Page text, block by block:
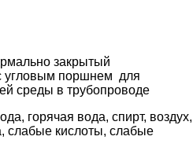
закрытый
угловым поршнем для
среды в трубопроводе
горячая вода, спирт, воздух,
слабые кислоты, слабые